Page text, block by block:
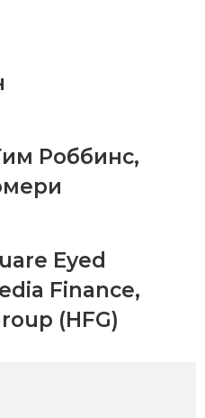
Роббинс,
Eyed
Finance,
(HFG)